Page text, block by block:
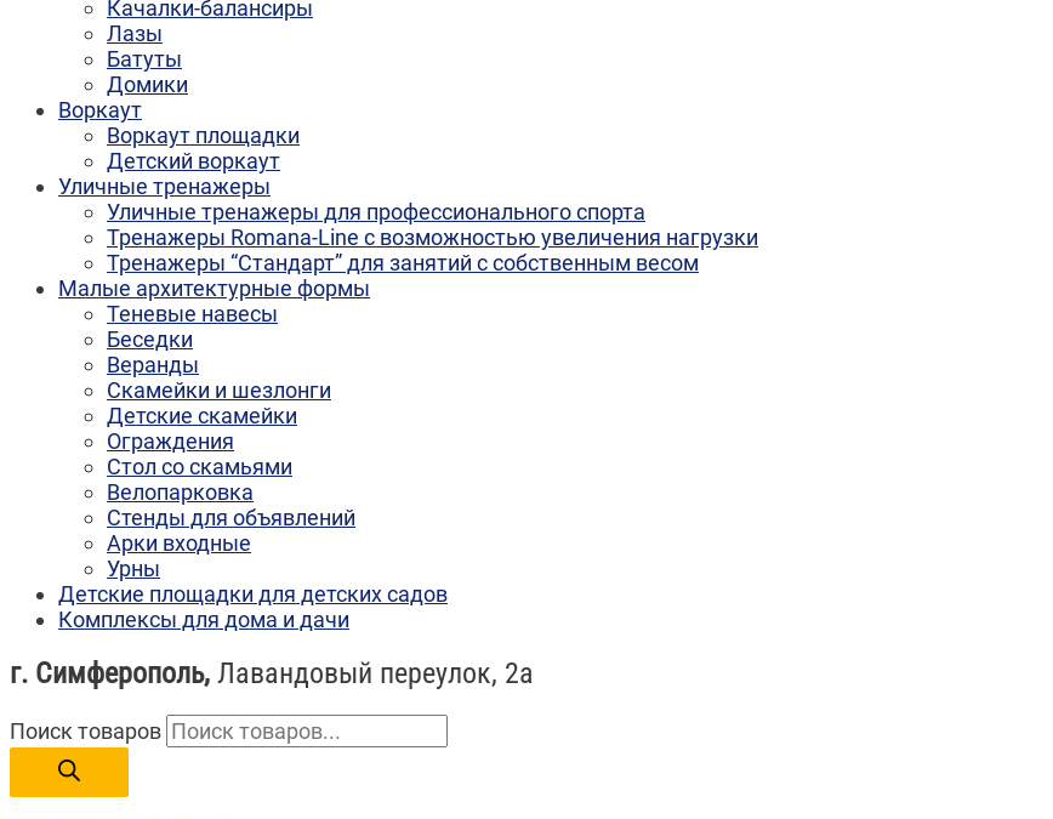
Качалки-балансиры
Лазы
Батуты
Домики
Воркаут
Воркаут площадки
Детский воркаут
Уличные тренажеры
Уличные тренажеры для профессионального спорта
Тренажеры Romana-Line с возможностью увеличения нагрузки
Тренажеры “Стандарт” для занятий с собственным весом
Малые архитектурные формы
Теневые навесы
Беседки
Веранды
Скамейки и шезлонги
Детские скамейки
Ограждения
Стол со скамьями
Велопарковка
Стенды для объявлений
Арки входные
Урны
Детские площадки для детских садов
Комплексы для дома и дачи
г. Симферополь, Лавандовый переулок, 2а
Поиск товаров